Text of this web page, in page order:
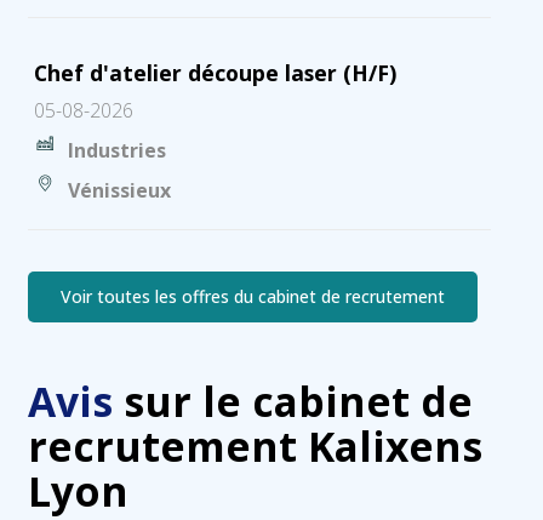
Chef d'atelier découpe laser (H/F)
05-08-2026
Industries
Vénissieux
Voir toutes les offres du cabinet de recrutement
Avis sur le cabinet de
recrutement Kalixens
Lyon